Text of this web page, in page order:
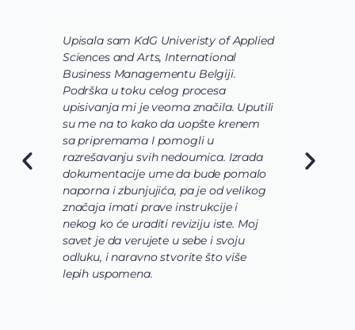
Upisala sam KdG Univeristy of Applied
Sciences and Arts, International
Business Managementu Belgiji.
Podrška u toku celog procesa
upisivanja mi je veoma značila. Uputili
su me na to kako da uopšte krenem
sa pripremama I pomogli u
razrešavanju svih nedoumica. Izrada
dokumentacije ume da bude pomalo
naporna i zbunjujića, pa je od velikog
značaja imati prave instrukcije i
nekog ko će uraditi reviziju iste. Moj
savet je da verujete u sebe i svoju
odluku, i naravno stvorite što više
lepih uspomena.